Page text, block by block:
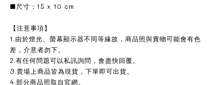
■尺寸：15 x 10 cm
【注意事項】
1.由於燈光、螢幕顯示器不同等緣故，商品照與實物可能會有色
差，介意者勿下。
2.有任何問題可以私訊詢問，會盡快回覆。
3.賣場上商品皆為現貨，下單即可出貨。
4.部分商品照取自官網。